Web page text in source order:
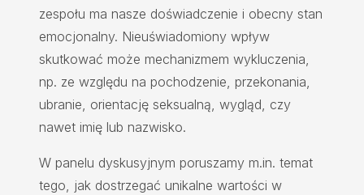
zespołu ma nasze doświadczenie i obecny stan
emocjonalny. Nieuświadomiony wpływ
skutkować może mechanizmem wykluczenia,
np. ze względu na pochodzenie, przekonania,
ubranie, orientację seksualną, wygląd, czy
nawet imię lub nazwisko.
W panelu dyskusyjnym poruszamy m.in. temat
tego, jak dostrzegać unikalne wartości w